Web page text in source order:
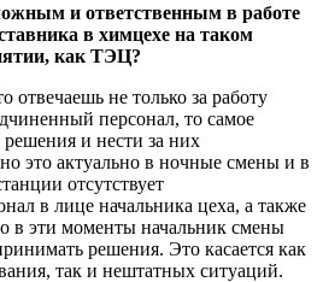
и ответственным в работе
в химцехе на таком
как ТЭЦ?
отвечаешь не только за работу
персонал, то самое
и нести за них
это актуально в ночные смены и в
отсутствует
в лице начальника цеха, а также
в эти моменты начальник смены
решения. Это касается как
так и нештатных ситуаций.